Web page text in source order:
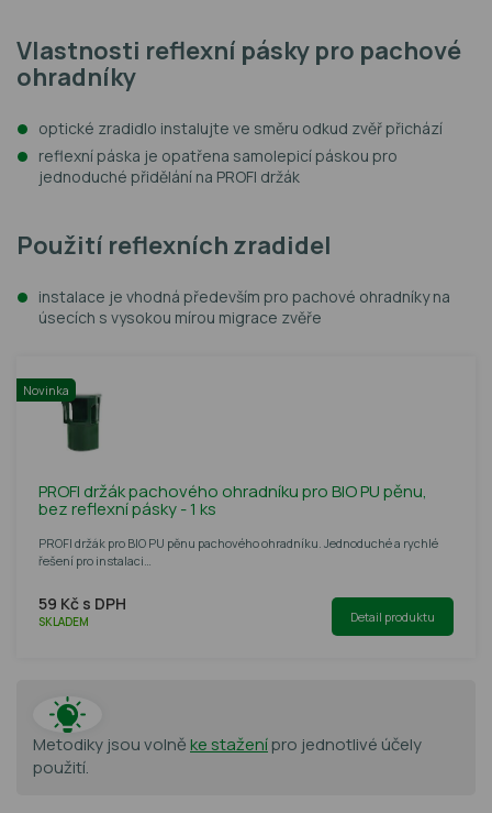
Vlastnosti reflexní pásky pro pachové
ohradníky
optické zradidlo instalujte ve směru odkud zvěř přichází
reflexní páska je opatřena samolepicí páskou pro
jednoduché přidělání na PROFI držák
Použití reflexních zradidel
instalace je vhodná především pro pachové ohradníky na
úsecích s vysokou mírou migrace zvěře
Novinka
PROFI držák pachového ohradníku pro BIO PU pěnu,
bez reflexní pásky - 1 ks
PROFI držák pro BIO PU pěnu pachového ohradníku. Jednoduché a rychlé
řešení pro instalaci…
59 Kč s DPH
SKLADEM Detail produktu
Metodiky jsou volněke staženípro jednotlivé účely
použití.